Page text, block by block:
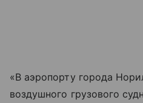
«В аэропорту города
воздушного грузового